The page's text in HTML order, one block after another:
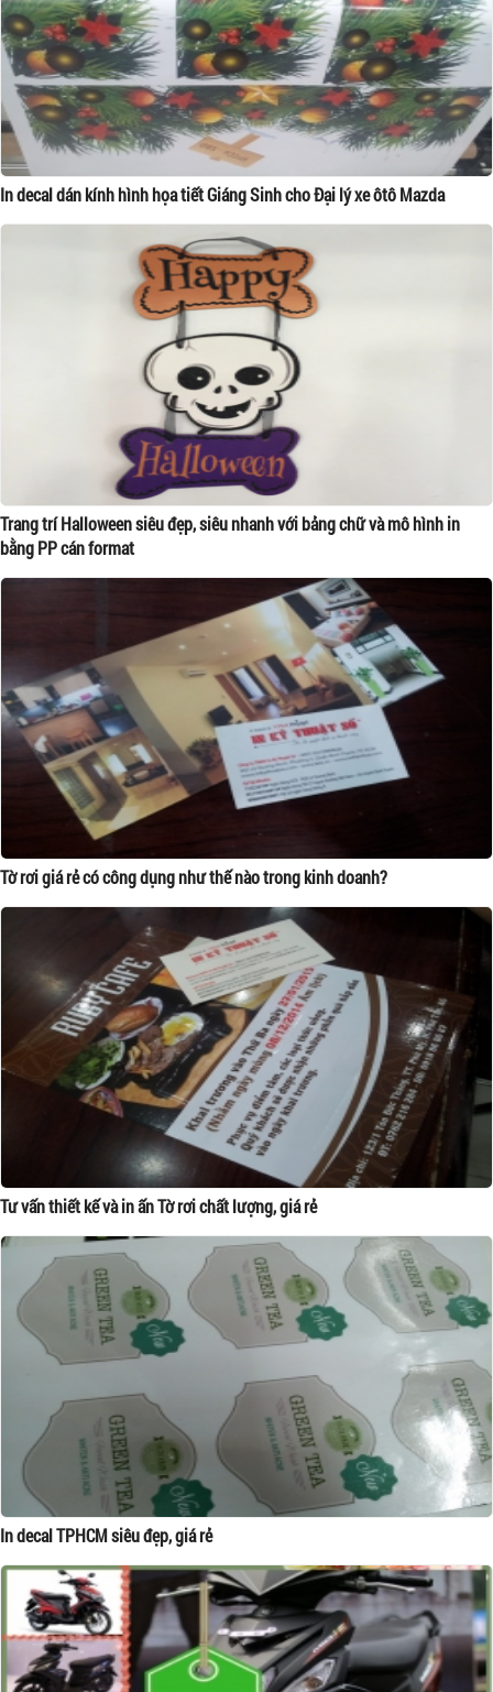
In decal dán kính hình họa tiết Giáng Sinh cho Đại lý xe ôtô Mazda
Trang trí Halloween siêu đẹp, siêu nhanh với bảng chữ và mô hình in
bằng PP cán format
Tờ rơi giá rẻ có công dụng như thế nào trong kinh doanh?
Tư vấn thiết kế và in ấn Tờ rơi chất lượng, giá rẻ
In decal TPHCM siêu đẹp, giá rẻ